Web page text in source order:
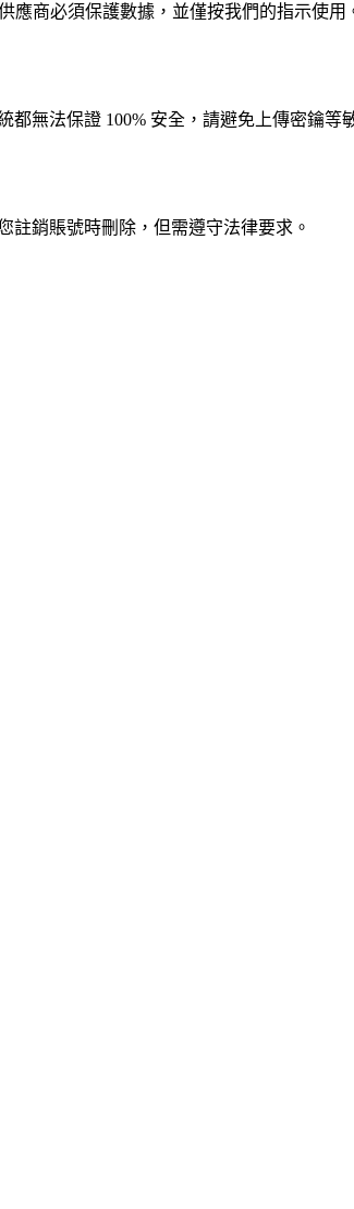
應商必須保護數據，並僅按我們的指示使用
無法保證 100% 安全，請避免上傳密鑰等
註銷賬號時刪除，但需遵守法律要求。